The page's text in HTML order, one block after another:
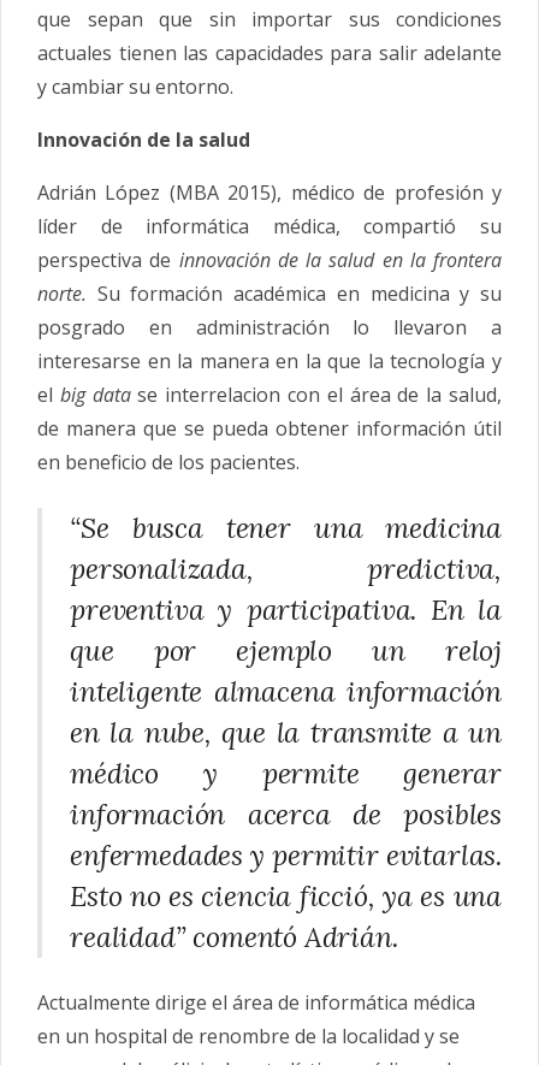
que sepan que sin importar sus condiciones
actuales tienen las capacidades para salir adelante
y cambiar su entorno.
Innovación de la salud
Adrián López (MBA 2015), médico de profesión y
líder de informática médica, compartió su
perspectiva de innovación de la salud en la frontera
norte. Su formación académica en medicina y su
posgrado en administración lo llevaron a
interesarse en la manera en la que la tecnología y
el big datase interrelacion con el área de la salud,
de manera que se pueda obtener información útil
en beneficio de los pacientes.
“Se busca tener una medicina
personalizada, predictiva,
preventiva y participativa. En la
que por ejemplo un reloj
inteligente almacena información
en la nube, que la transmite a un
médico y permite generar
información acerca de posibles
enfermedades y permitir evitarlas.
Esto no es ciencia ficció, ya es una
realidad” comentó Adrián.
Actualmente dirige el área de informática médica
en un hospital de renombre de la localidad y se